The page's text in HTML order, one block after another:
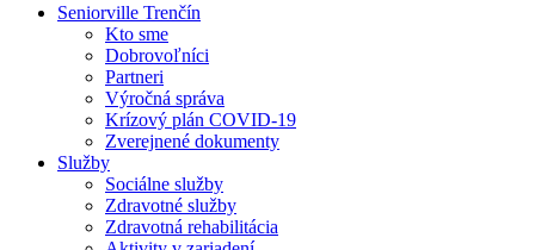
Seniorville Trenčín
Kto sme
Dobrovoľníci
Partneri
Výročná správa
Krízový plán COVID-19
Zverejnené dokumenty
Služby
Sociálne služby
Zdravotné služby
Zdravotná rehabilitácia